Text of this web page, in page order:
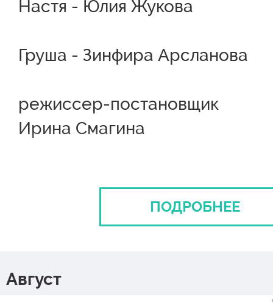
Настя - Юлия Жукова
Груша - Зинфира Арсланова
режиссер-постановщик
Ирина Смагина
ПОДРОБНЕЕ
Август